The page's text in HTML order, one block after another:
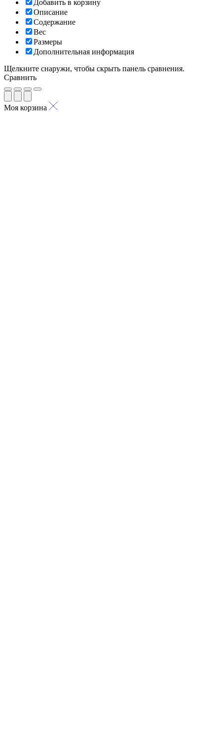
Добавить в корзину
Описание
Содержание
Вес
Размеры
Дополнительная информация
Щелкните снаружи, чтобы скрыть панель сравнения.
Сравнить
Моя корзина